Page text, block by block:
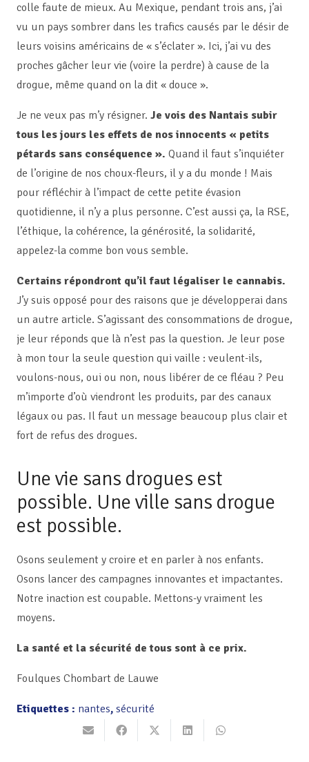
colle faute de mieux. Au Mexique, pendant trois ans, j’ai
vu un pays sombrer dans les trafics causés par le désir de
leurs voisins américains de « s’éclater ». Ici, j’ai vu des
proches gâcher leur vie (voire la perdre) à cause de la
drogue, même quand on la dit « douce ».
Je ne veux pas m’y résigner. Je vois des Nantais subir
tous les jours les effets de nos innocents « petits
pétards sans conséquence ». Quand il faut s’inquiéter
de l’origine de nos choux-fleurs, il y a du monde ! Mais
pour réfléchir à l’impact de cette petite évasion
quotidienne, il n’y a plus personne. C’est aussi ça, la RSE,
l’éthique, la cohérence, la générosité, la solidarité,
appelez-la comme bon vous semble.
Certains répondront qu’il faut légaliser le cannabis.
J’y suis opposé pour des raisons que je développerai dans
un autre article. S’agissant des consommations de drogue,
je leur réponds que là n’est pas la question. Je leur pose
à mon tour la seule question qui vaille : veulent-ils,
voulons-nous, oui ou non, nous libérer de ce fléau ? Peu
m’importe d’où viendront les produits, par des canaux
légaux ou pas. Il faut un message beaucoup plus clair et
fort de refus des drogues.
Une vie sans drogues est
possible. Une ville sans drogue
est possible.
Osons seulement y croire et en parler à nos enfants.
Osons lancer des campagnes innovantes et impactantes.
Notre inaction est coupable. Mettons-y vraiment les
moyens.
La santé et la sécurité de tous sont à ce prix.
Foulques Chombart de Lauwe
Etiquettes : nantes, sécurité